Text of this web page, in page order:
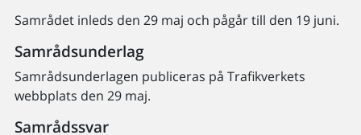
Samrådet inleds den 29 maj och pågår till den 19 juni.
Samrådsunderlag
Samrådsunderlagen publiceras på Trafikverkets
webbplats den 29 maj.
Samrådssvar